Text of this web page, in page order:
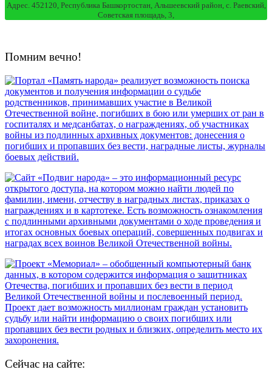
Адрес. 452120, Республика Башкортостан, Альшеевский район, с. Раевский,
Советская площадь, 3,
Помним вечно!
Сейчас на сайте: